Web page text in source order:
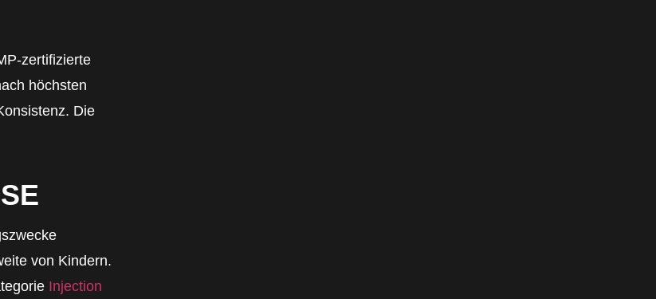
zertifizierte
höchsten
Die
von Kindern.
Injection